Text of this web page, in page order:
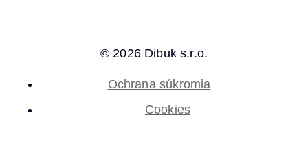
© 2026 Dibuk s.r.o.
Ochrana súkromia
Cookies